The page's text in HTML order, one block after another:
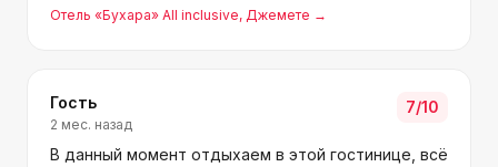
нормальный. Спасибо!
Отель «Бухара» All inclusive, Джемете →
Гость
2 мес. назад
7/10
В данный момент отдыхаем в этой гостинице, всё